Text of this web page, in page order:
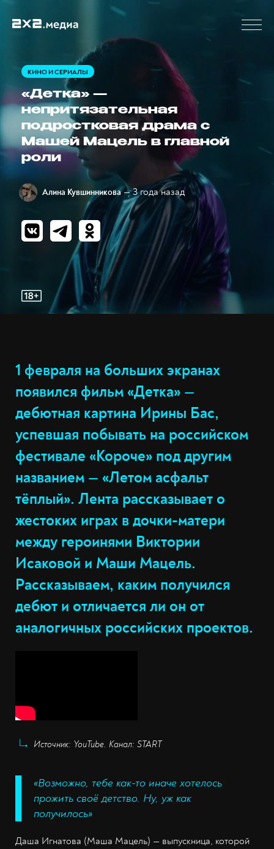
КИНО И СЕРИАЛЫ
«Детка» —
непритязательная
подростковая драма с
Машей Мацель в главной
роли
Алина Кувшинникова — 3 года назад
1 февраля на больших экранах
появился фильм «Детка» —
дебютная картина Ирины Бас,
успевшая побывать на российском
фестивале «Короче» под другим
названием — «Летом асфальт
тёплый». Лента рассказывает о
жестоких играх в дочки-матери
между героинями Виктории
Исаковой и Маши Мацель.
Рассказываем, каким получился
дебют и отличается ли он от
аналогичных российских проектов.
Источник: YouTube. Канал: START
«Возможно, тебе как-то иначе хотелось
прожить своё детство. Ну, уж как
получилось»
Даша Игнатова (Маша Мацель) — выпускница, которой